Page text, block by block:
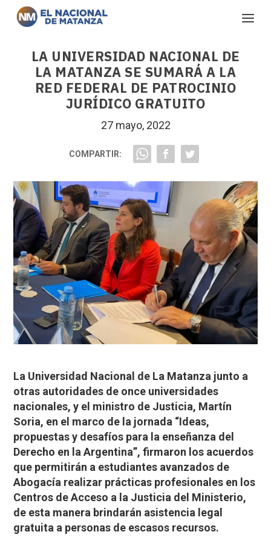
LA UNIVERSIDAD NACIONAL DE
LA MATANZA SE SUMARÁ A LA
RED FEDERAL DE PATROCINIO
JURÍDICO GRATUITO
27 mayo, 2022
COMPARTIR:
La Universidad Nacional de La Matanza junto a
otras autoridades de once universidades
nacionales, y el ministro de Justicia, Martín
Soria, en el marco de la jornada “Ideas,
propuestas y desafíos para la enseñanza del
Derecho en la Argentina”, firmaron los acuerdos
que permitirán a estudiantes avanzados de
Abogacía realizar prácticas profesionales en los
Centros de Acceso a la Justicia del Ministerio,
de esta manera brindarán asistencia legal
gratuita a personas de escasos recursos.